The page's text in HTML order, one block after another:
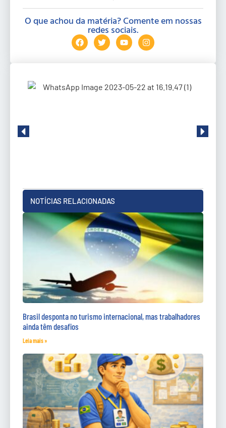
O que achou da matéria? Comente em nossas
redes sociais.
NOTÍCIAS RELACIONADAS
Brasil desponta no turismo internacional, mas trabalhadores
ainda têm desafios
Leia mais »